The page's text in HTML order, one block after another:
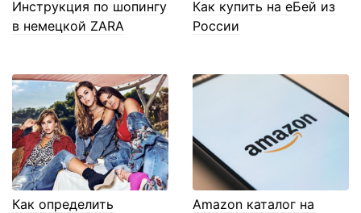
Инструкция по шопингу
в немецкой ZARA
Как купить на еБей из
России
Как определить
Amazon каталог на